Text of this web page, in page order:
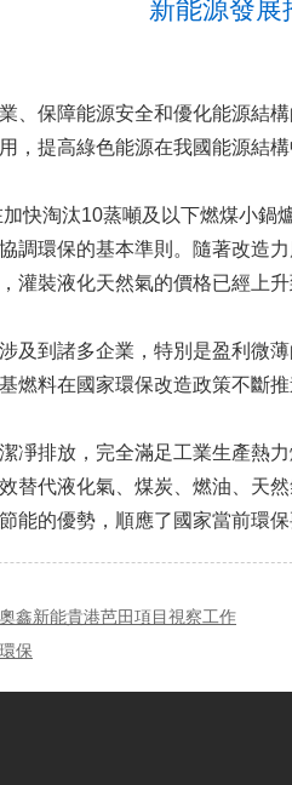
新能源發展
、保障能源安全和優化能源結
，提高綠色能源在我國能源結
快淘汰10蒸噸及以下燃煤小
調環保的基本準則。隨著改造
灌裝液化天然氣的價格已經上
及到諸多企業，特別是盈利微
燃料在國家環保改造政策不斷
凈排放，完全滿足工業生產熱
替代液化氣、煤炭、燃油、天然
能的優勢，順應了國家當前環
鑫新能貴港芭田項目視察工作
保